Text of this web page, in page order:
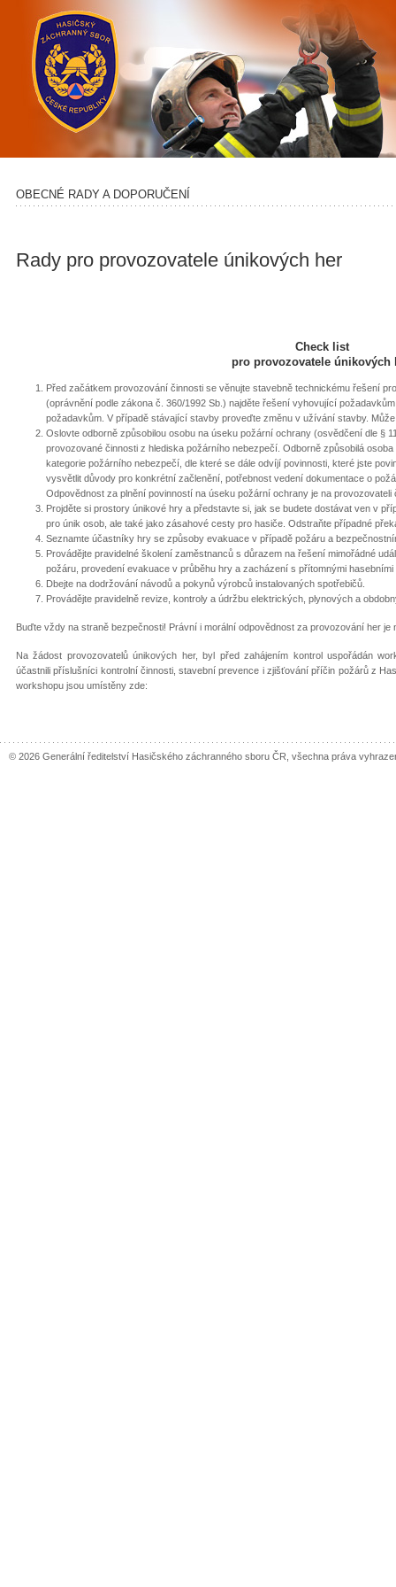
OBECNÉ RADY A DOPORUČENÍ
Rady pro provozovatele únikových her
Check list
pro provozovatele únikových
Před začátkem provozování činnosti se věnujte stavebně technickému řešení
(oprávnění podle zákona č. 360/1992 Sb.) najděte řešení vyhovující
požadavkům. V případě stávající stavby proveďte změnu v užívání stavby.
Oslovte odborně způsobilou osobu na úseku požární ochrany (osvědčení dle §
provozované činnosti z hlediska požárního nebezpečí. Odborně způsobilá
kategorie požárního nebezpečí, dle které se dále odvíjí povinnosti, které jste
vysvětlit důvody pro konkrétní začlenění, potřebnost vedení dokumentace o
Odpovědnost za plnění povinností na úseku požární ochrany je na provozovateli
Projděte si prostory únikové hry a představte si, jak se budete dostávat ven v
pro únik osob, ale také jako zásahové cesty pro hasiče. Odstraňte případné
Seznamte účastníky hry se způsoby evakuace v případě požáru a
Provádějte pravidelné školení zaměstnanců s důrazem na řešení mimořádné
požáru, provedení evakuace v průběhu hry a zacházení s přítomnými hasebními
Dbejte na dodržování návodů a pokynů výrobců instalovaných spotřebičů.
Provádějte pravidelně revize, kontroly a údržbu elektrických, plynových a
Buďte vždy na straně bezpečnosti! Právní i morální odpovědnost za provozování her je
Na žádost provozovatelů únikových her, byl před zahájením kontrol uspořádán
účastnili příslušníci kontrolní činnosti, stavební prevence i zjišťování příčin požárů z
workshopu jsou umístěny zde:
© 2026 Generální ředitelství Hasičského záchranného sboru ČR, všechna práva